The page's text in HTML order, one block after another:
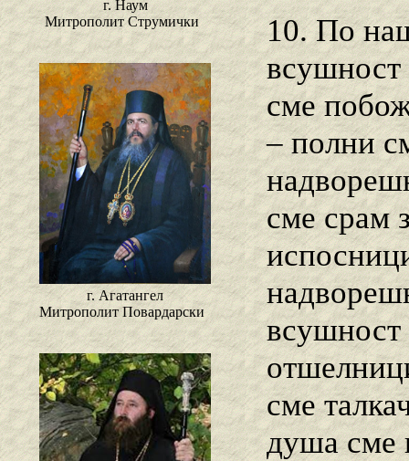
г. Наум
Митрополит Струмички
г. Агатангел
Митрополит Повардарски
10. По
всушност
сме
– полни
сме срам
всушност
сме
душа сме